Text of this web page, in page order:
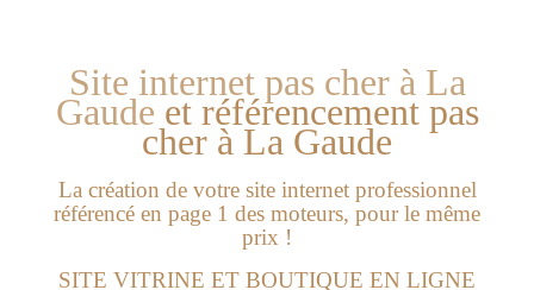
Site internet pas cher à La
Gaude et référencement pas
cher à La Gaude
La création de votre site internet professionnel
référencé en page 1 des moteurs, pour le même
prix !
SITE VITRINE ET BOUTIQUE EN LIGNE